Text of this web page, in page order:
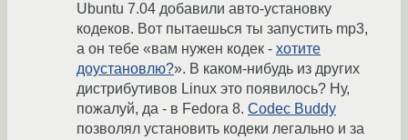
Ubuntu 7.04 добавили авто-установку
кодеков. Вот пытаешься ты запустить mp3,
а он тебе «вам нужен кодек - хотите
доустановлю?». В каком-нибудь из других
дистрибутивов Linux это появилось? Ну,
пожалуй, да - в Fedora 8. Codec Buddy
позволял установить кодеки легально и за